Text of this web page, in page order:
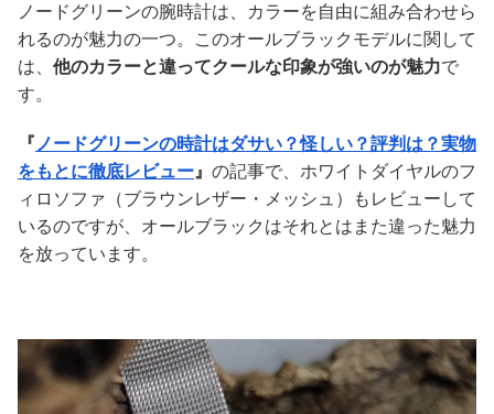
ノードグリーンの腕時計は、カラーを自由に組み合わせら
れるのが魅力の一つ。このオールブラックモデルに関して
は、 他のカラーと違ってクールな印象が強いのが魅力で
す。
『ノードグリーンの時計はダサい？怪しい？評判は？実物
をもとに徹底レビュー』 の記事で、ホワイトダイヤルのフ
ィロソファ（ブラウンレザー・メッシュ）もレビューして
いるのですが、オールブラックはそれとはまた違った魅力
を放っています。